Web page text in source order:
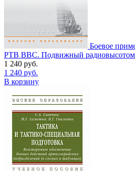
Боевое
РТВ ВВС. Подвижный
1 240 руб.
1 240 руб.
В корзину